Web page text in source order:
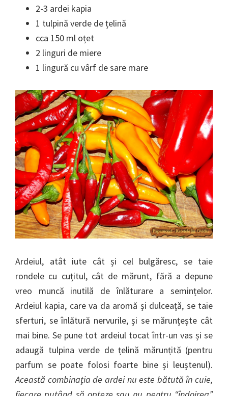
2-3 ardei kapia
1 tulpină verde de țelină
cca 150 ml oțet
2 linguri de miere
1 lingură cu vârf de sare mare
Ardeiul, atât iute cât și cel bulgăresc, se taie
rondele cu cuțitul, cât de mărunt, fără a depune
vreo muncă inutilă de înlăturare a semințelor.
Ardeiul kapia, care va da aromă și dulceață, se taie
sferturi, se înlătură nervurile, și se mărunțește cât
mai bine. Se pune tot ardeiul tocat într-un vas și se
adaugă tulpina verde de țelină mărunțită (pentru
parfum se poate folosi foarte bine și leuștenul).
Această combinația de ardei nu este bătută în cuie,